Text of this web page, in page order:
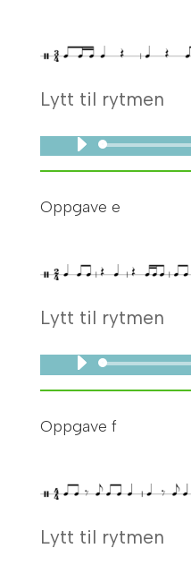
Lytt til rytmen
Oppgave e
Lytt til rytmen
Oppgave f
Lytt til rytmen